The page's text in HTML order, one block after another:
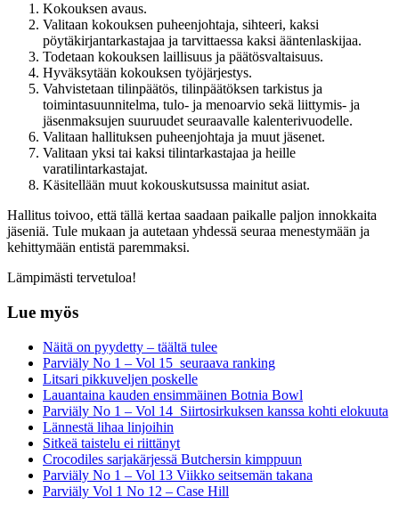
Kokouksen avaus.
Valitaan kokouksen puheenjohtaja, sihteeri, kaksi
pöytäkirjantarkastajaa ja tarvittaessa kaksi ääntenlaskijaa.
Todetaan kokouksen laillisuus ja päätösvaltaisuus.
Hyväksytään kokouksen työjärjestys.
Vahvistetaan tilinpäätös, tilinpäätöksen tarkistus ja
toimintasuunnitelma, tulo- ja menoarvio sekä liittymis- ja
jäsenmaksujen suuruudet seuraavalle kalenterivuodelle.
Valitaan hallituksen puheenjohtaja ja muut jäsenet.
Valitaan yksi tai kaksi tilintarkastajaa ja heille
varatilintarkastajat.
Käsitellään muut kokouskutsussa mainitut asiat.
Hallitus toivoo, että tällä kertaa saadaan paikalle paljon innokkaita
jäseniä. Tule mukaan ja autetaan yhdessä seuraa menestymään ja
kehittymään entistä paremmaksi.
Lämpimästi tervetuloa!
Lue myös
Näitä on pyydetty – täältä tulee
Parviäly No 1 – Vol 15 seuraava ranking
Litsari pikkuveljen poskelle
Lauantaina kauden ensimmäinen Botnia Bowl
Parviäly No 1 – Vol 14 Siirtosirkuksen kanssa kohti elokuuta
Lännestä lihaa linjoihin
Sitkeä taistelu ei riittänyt
Crocodiles sarjakärjessä Butchersin kimppuun
Parviäly No 1 – Vol 13 Viikko seitsemän takana
Parviäly Vol 1 No 12 – Case Hill